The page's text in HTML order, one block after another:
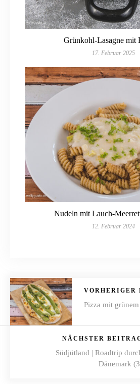
Grünkohl-Lasagne mit
17. Februar 2025
Nudeln mit Lauch-
12. Februar 2024
VORHERIGER
Pizza mit
NÄCHSTER
Südjütland | Roadtrip
Dänemark